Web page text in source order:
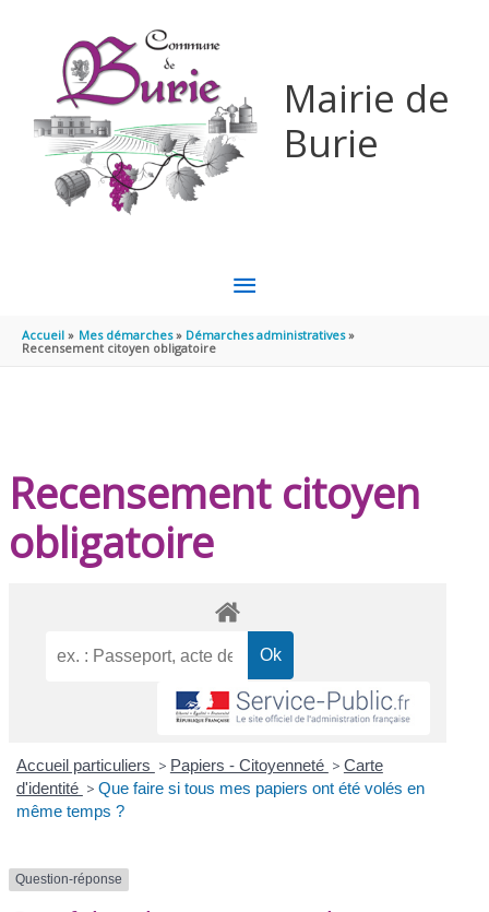
Mairie de
Burie
MENU
PRINCIPAL
Accueil Mes démarches
Démarches administratives
Recensement citoyen obligatoire
Recensement citoyen
obligatoire
Accueil particuliers > Papiers - Citoyenneté > Carte
d'identité > Que faire si tous mes papiers ont été volés en
même temps ?
Question-réponse